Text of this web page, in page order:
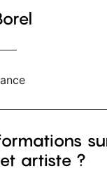
artiste ?